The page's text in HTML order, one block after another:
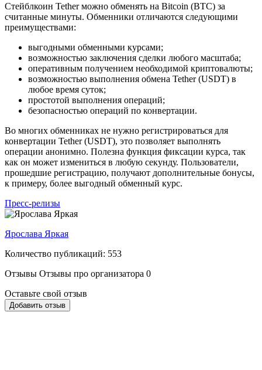
Стейблкоин Tether можно обменять на Bitcoin (BTC) за
считанные минуты. Обменники отличаются следующими
преимуществами:
выгодными обменными курсами;
возможностью заключения сделки любого масштаба;
оперативным получением необходимой криптовалюты;
возможностью выполнения обмена Tether (USDT) в
любое время суток;
простотой выполнения операций;
безопасностью операций по конвертации.
Во многих обменниках не нужно регистрироваться для
конвертации Tether (USDT), это позволяет выполнять
операции анонимно. Полезна функция фиксации курса, так
как он может измениться в любую секунду. Пользователи,
прошедшие регистрацию, получают дополнительные бонусы,
к примеру, более выгодный обменный курс.
Пресс-релизы
Ярослава Яркая
Количество публикаций: 553
Отзывы Отзывы про организатора 0
Оставьте свой отзыв
Добавить отзыв